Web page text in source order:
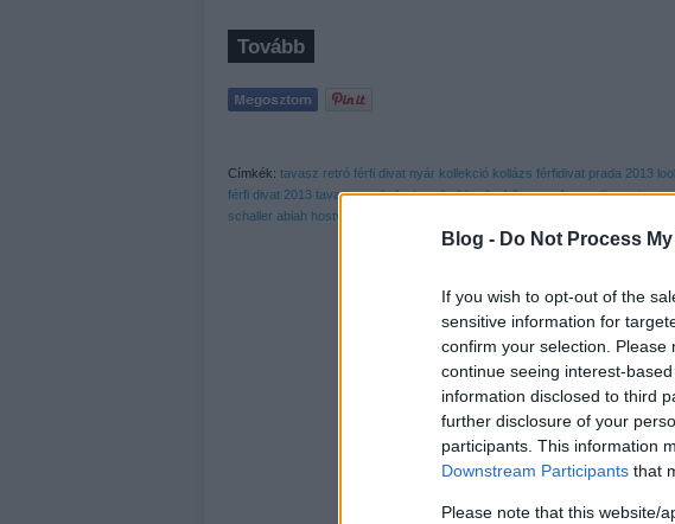
Blog - Do Not Process
If you wish to opt-out of the
sensitive information for
confirm your selection.
continue seeing interest-
information disclosed to third
further disclosure of your
participants. This information
Downstream Participants that
Please note that this website/
Tovább
Címkék: tavasz retró férfi divat nyár kollekció kollázs férfidivat prada 2013
férfi divat 2013 tavasz prada fantasy lookbook philip meech agostino osio
schaller abiah hostvedt